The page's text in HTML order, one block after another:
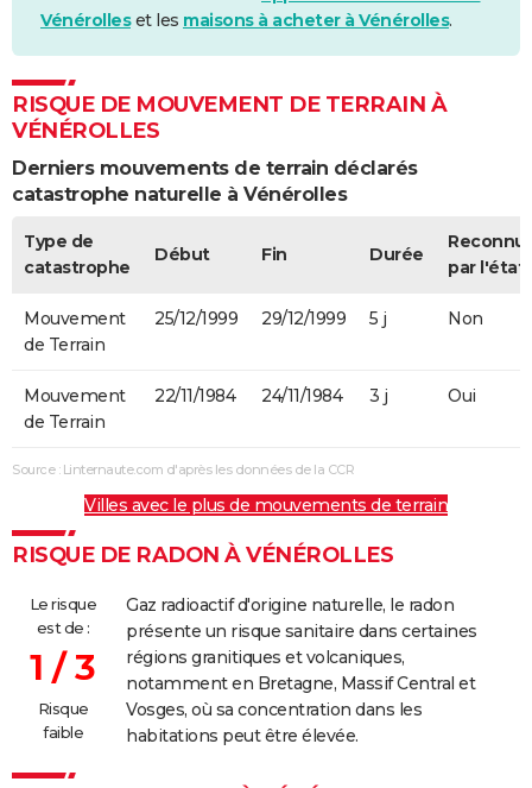
Vénérolleset les maisons à acheter à Vénérolles.
RISQUE DE MOUVEMENT DE TERRAIN À
VÉNÉROLLES
Derniers mouvements de terrain déclarés
catastrophe naturelle à Vénérolles
Type de
catastrophe
Début Fin Durée
par l'état
Mouvement
de Terrain
25/12/1999 29/12/1999 5 j Non
Mouvement
de Terrain
22/11/1984 24/11/1984 3 j Oui
Source : Linternaute.com d'après les données de la CCR
Villes avec le plus de mouvements de terrain
RISQUE DE RADON À VÉNÉROLLES
Le risque
est de :
1 / 3
Risque
faible
Gaz radioactif d'origine naturelle, le radon
présente un risque sanitaire dans certaines
régions granitiques et volcaniques,
notamment en Bretagne, Massif Central et
Vosges, où sa concentration dans les
habitations peut être élevée.